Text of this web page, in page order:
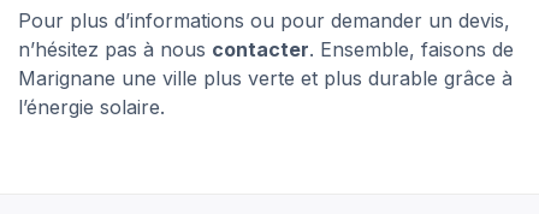
Pour plus d’informations ou pour demander un devis,
n’hésitez pas à nous contacter. Ensemble, faisons de
Marignane une ville plus verte et plus durable grâce à
l’énergie solaire.